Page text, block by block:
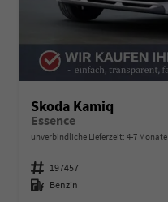
Skoda Kamiq
Essence
unverbindliche Lieferzeit: 4-7 Monate
Fahrzeugnummer 197457
Kraftstoff Benzin